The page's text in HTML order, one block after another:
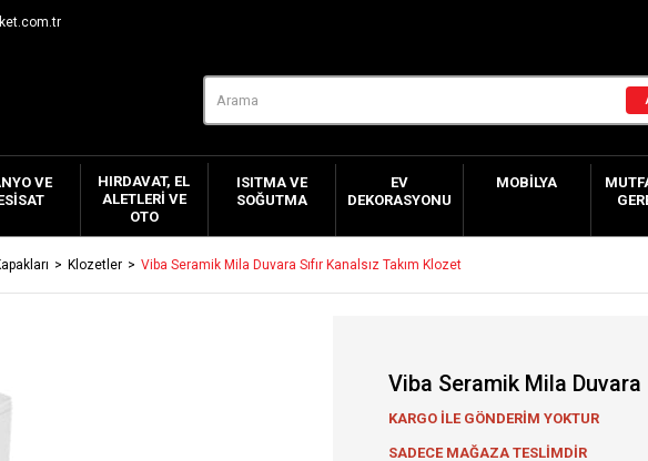
VE
HIRDAVAT, EL
ALETLERI VE
OTO
ISITMA VE
SOĞUTMA
EV
DEKORASYONU
MOBILYA
Klozetler Viba Seramik Mila Duvara Sıfır Kanalsız Takım Klozet
Viba Seramik Mila Duvara
KARGO İLE GÖNDERİM YOKTUR
SADECE MAĞAZA TESLİMDİR